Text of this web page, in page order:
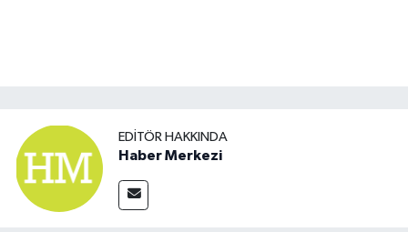
EDITÖR HAKKINDA
Haber Merkezi